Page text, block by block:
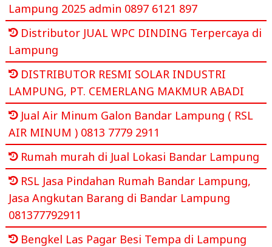
Lampung 2025 admin 0897 6121 897
Distributor JUAL WPC DINDING Terpercaya di
Lampung
DISTRIBUTOR RESMI SOLAR INDUSTRI
LAMPUNG, PT. CEMERLANG MAKMUR ABADI
Jual Air Minum Galon Bandar Lampung ( RSL
AIR MINUM ) 0813 7779 2911
Rumah murah di Jual Lokasi Bandar Lampung
RSL Jasa Pindahan Rumah Bandar Lampung,
Jasa Angkutan Barang di Bandar Lampung
081377792911
Bengkel Las Pagar Besi Tempa di Lampung